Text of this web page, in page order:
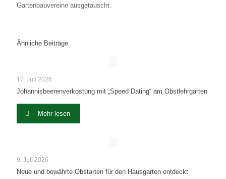
Gartenbauvereine ausgetauscht.
Ähnliche Beiträge
17. Juli 2026
Johannisbeerenverkostung mit „Speed Dating“ am Obstlehrgarten
Mehr lesen
9. Juli 2026
Neue und bewährte Obstarten für den Hausgarten entdeckt